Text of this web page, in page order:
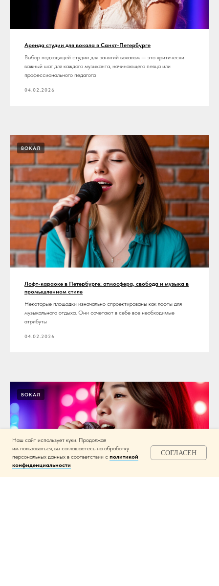
Аренда студии для вокала в Санкт-Петербурге
Выбор подходящей студии для занятий вокалом — это критически
важный шаг для каждого музыканта, начинающего певца или
профессионального педагога
04.02.2026
ВОКАЛ
Лофт-караоке в Петербурге: атмосфера, свобода и музыка в
промышленном стиле
Некоторые площадки изначально спроектированы как лофты для
музыкального отдыха. Они сочетают в себе все необходимые
атрибуты
04.02.2026
ВОКАЛ
Наш сайт использует куки. Продолжая
им пользоваться, вы соглашаетесь на обработку
персональных данных в соответствии с политикой
конфиденциальности
СОГЛАСЕН